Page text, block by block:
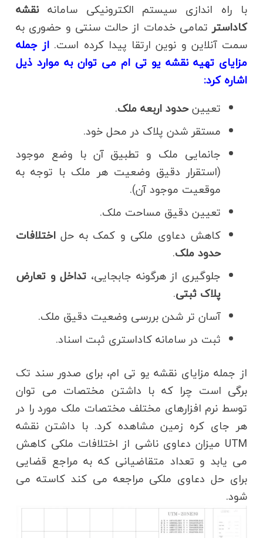
با راه اندازی سیستم الکترونیکی سامانهنقشه
کاداسترتمامی خدمات از حالت سنتی و حضوری به
سمت آنلاین و نوین ارتقا پیدا کرده است. از جمله
مزایای تهیه نقشه یو تی ام می توان به موارد ذیل
اشاره کرد:
تعیینحدود اربعه ملک.
مستقر شدن پلاک در محل خود.
جانمایی ملک و تطبیق آن با وضع موجود
(استقرار دقیق وضعیت هر ملک با توجه به
موقعیت موجود آن).
تعیین دقیق مساحت ملک.
کاهش دعاوی ملکی و کمک به حل اختلافات
حدود ملک.
جلوگیری از هرگونه جابجایی، تداخل و تعارض
پلاک ثبتی.
آسان تر شدن بررسی وضعیت دقیق ملک.
ثبت در سامانه کاداستری ثبت اسناد.
از جمله مزایای نقشه یو تی ام، برای صدور سند تک
برگی است چرا که با داشتن مختصات می توان
توسط نرم افزارهای مختلف مختصات ملک مورد را در
هر جای کره زمین مشاهده کرد. با داشتن نقشه
UTM میزان دعاوی ناشی از اختلافات ملکی کاهش
می یابد و تعداد متقاضیانی که به مراجع قضایی
برای حل دعاوی ملکی مراجعه می کند کاسته می
شود.